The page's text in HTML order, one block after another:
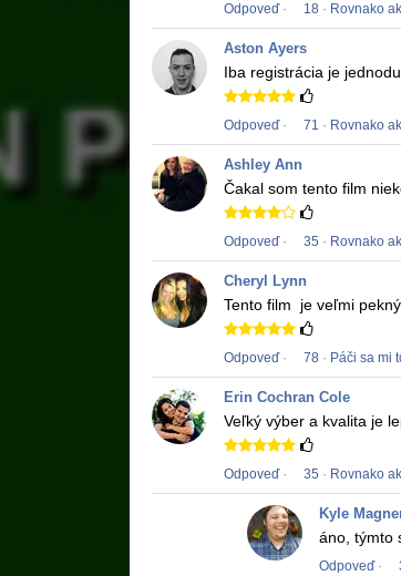
Odpoveď· 18 · Rovnako
Aston Ayers
Iba registrácia je
Odpoveď· 71 · Rovnako
Ashley Ann
Čakal som tento film
Odpoveď· 35 · Rovnako
Cheryl Lynn
Tento film je veľmi
Odpoveď· 78 · Páči sa mi
Erin Cochran Cole
Veľký výber a kvalita je
Odpoveď· 35 · Rovnako
Kyle
áno, týmto
Odpoveď·